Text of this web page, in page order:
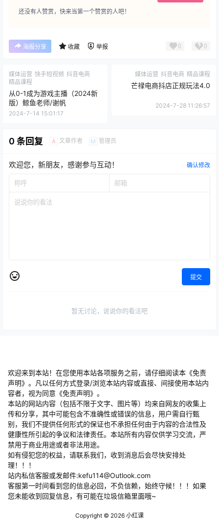
还没有人赞赏，快来当第一个赞赏的人吧！
海报分享 收藏 举报 0 0
媒体运营 快手短视频 抖音电商
精品课程
从0-1成为游戏主播（2024新
版）鲸鱼老师/谢帆
2024-7-14 15:01:17
媒体运营 抖音电商 精品课程
芒禄电商抖店正规玩法4.0
2024-7-28 11:26:57
0 条回复 A 文章作者 M 管理员
欢迎您，新朋友，感谢参与互动！ 确认修改
提交
暂无讨论，说说你的看法吧
欢迎来到本站！在您使用本站各项服务之前，请仔细阅读本《免责
声明》。凡以任何方式登录/浏览本站内容或直接、间接使用本站内
容者，视为同意《免责声明》。
本站的网站内容（包括不限于文字、图片等）均来自网友的收集上
传和分享，其中可能包含不准确性或错误的信息，用户需自行甄
别，我们不提供任何形式的保证也不承担任何由于内容的合法性及
健康性所引起的争议和法律责任。本站所有内容仅供学习交流，严
禁用于商业用途或者非法用途。
​如有侵犯您的权益，请联系我们，收到消息后会尽快安排处
理！！！
站内私信客服或发邮件:kefu114@Outlook.com
客服第一时间看到您的信息必回，不负信赖，始终守候！！！如果
您未能收到回复信息，有可能在垃圾信箱里面哦~
Copyright © 2026 小红课